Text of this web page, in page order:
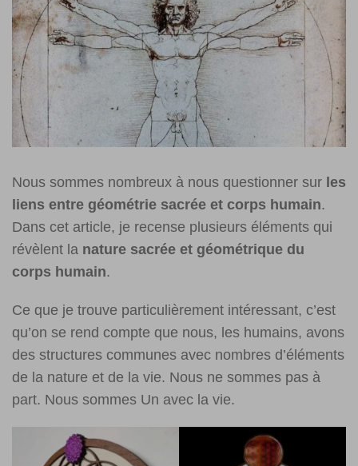
Nous sommes nombreux à nous questionner sur les
liens entre géométrie sacrée et corps humain.
Dans cet article, je recense plusieurs éléments qui
révèlent la nature sacrée et géométrique du
corps humain.
Ce que je trouve particulièrement intéressant, c’est
qu’on se rend compte que nous, les humains, avons
des structures communes avec nombres d’éléments
de la nature et de la vie. Nous ne sommes pas à
part. Nous sommes Un avec la vie.